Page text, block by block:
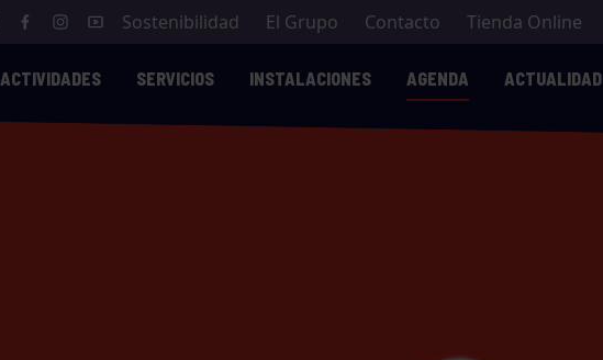
Sostenibilidad El Grupo Contacto Tienda Online
ACTIVIDADES SERVICIOS INSTALACIONES AGENDA ACTUALIDAD